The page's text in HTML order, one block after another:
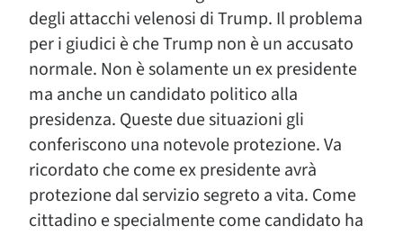
degli attacchi velenosi di Trump. Il problema
per i giudici è che Trump non è un accusato
normale. Non è solamente un ex presidente
ma anche un candidato politico alla
presidenza. Queste due situazioni gli
conferiscono una notevole protezione. Va
ricordato che come ex presidente avrà
protezione dal servizio segreto a vita. Come
cittadino e specialmente come candidato ha